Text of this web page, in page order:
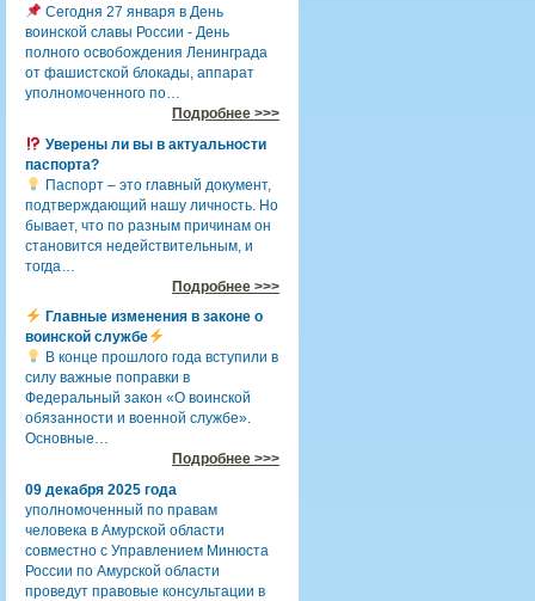
Сегодня 27 января в День
воинской славы России - День
полного освобождения Ленинграда
от фашистской блокады, аппарат
уполномоченного по…
Подробнее >>>
Уверены ли вы в актуальности
паспорта?
Паспорт – это главный документ,
подтверждающий нашу личность. Но
бывает, что по разным причинам он
становится недействительным, и
тогда…
Подробнее >>>
Главные изменения в законе о
воинской службе
В конце прошлого года вступили в
силу важные поправки в
Федеральный закон «О воинской
обязанности и военной службе».
Основные…
Подробнее >>>
09 декабря 2025 года
уполномоченный по правам
человека в Амурской области
совместно с Управлением Минюста
России по Амурской области
проведут правовые консультации в